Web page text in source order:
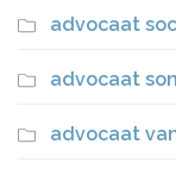
advocaat
advocaat
advocaat